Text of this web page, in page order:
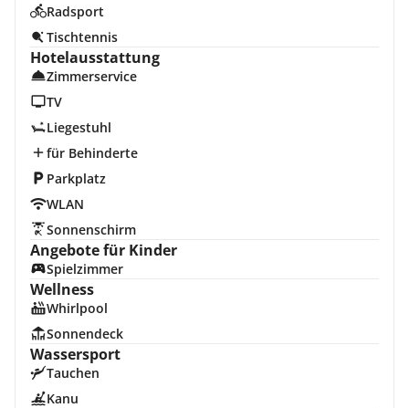
Radsport
Tischtennis
Hotelausstattung
Zimmerservice
TV
Liegestuhl
für Behinderte
Parkplatz
WLAN
Sonnenschirm
Angebote für Kinder
Spielzimmer
Wellness
Whirlpool
Sonnendeck
Wassersport
Tauchen
Kanu